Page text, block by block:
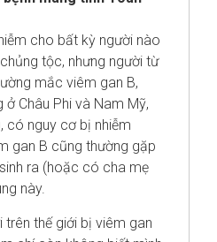
cho bất kỳ người nào
tộc, nhưng người từ
mắc viêm gan B,
ở Châu Phi và Nam Mỹ,
có nguy cơ bị nhiễm
gan B cũng thường gặp
ra (hoặc có cha mẹ
này.
trên thế giới bị viêm gan